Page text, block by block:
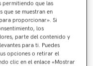
Navas Roja
permitiendo que las
se muestran en
proporcionar». Si
los
parte del contenido y
para ti. Puedes
opciones o retirar el
clic en el enlace «Mostrar